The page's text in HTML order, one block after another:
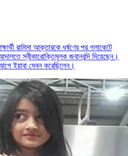
রামিসা আক্তারকে ধর্ষণের পর গলাকেটে
স্বীকারোক্তিমূলক জবানবন্দি দিয়েছেন।
ইয়াবা সেবন করেছিলেন।